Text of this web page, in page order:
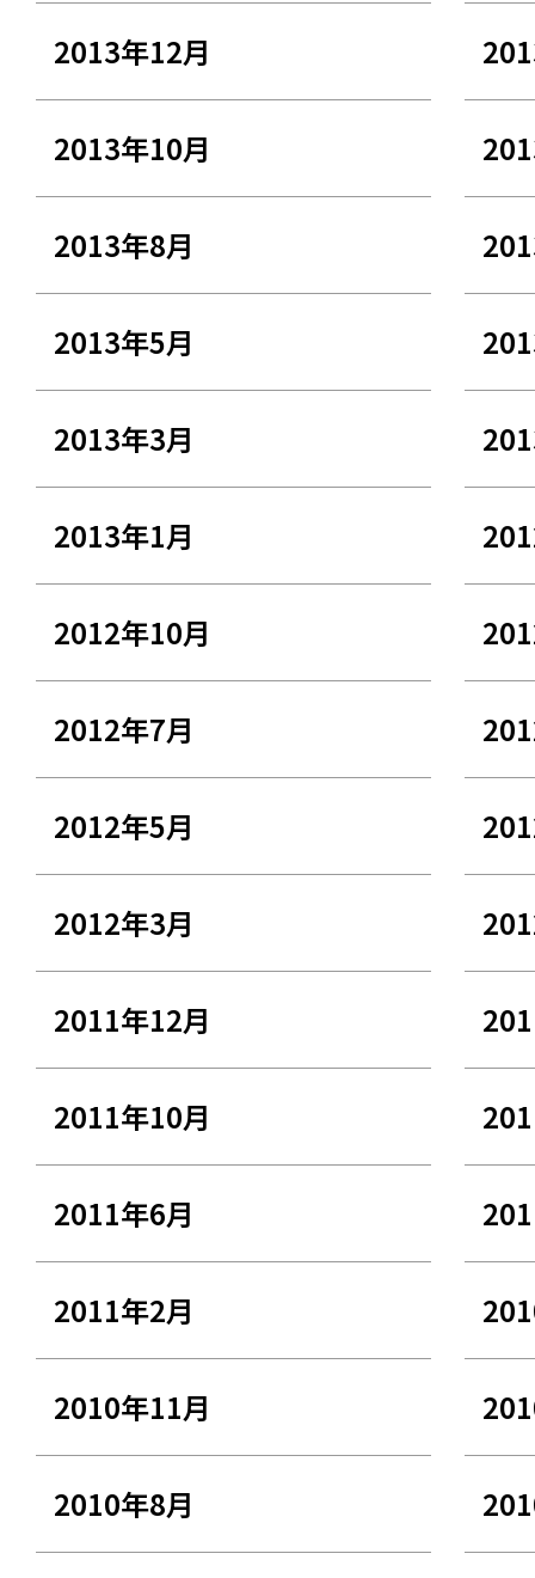
2013年12月
2013年10月
2013年8月
2013年5月
2013年3月
2013年1月
2012年10月
2012年7月
2012年5月
2012年3月
2011年12月
2011年10月
2011年6月
2011年2月
2010年11月
2010年8月